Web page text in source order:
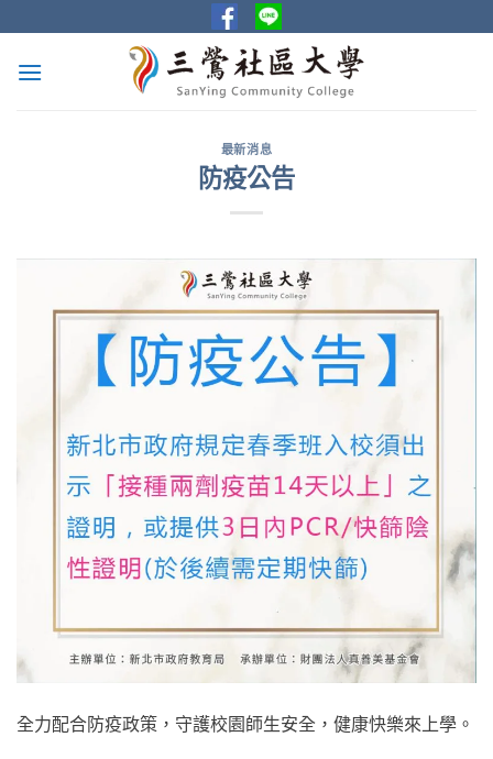
to
content
最新消息
防疫公告
全力配合防疫政策，守護校園師生安全，健康快樂來上學。